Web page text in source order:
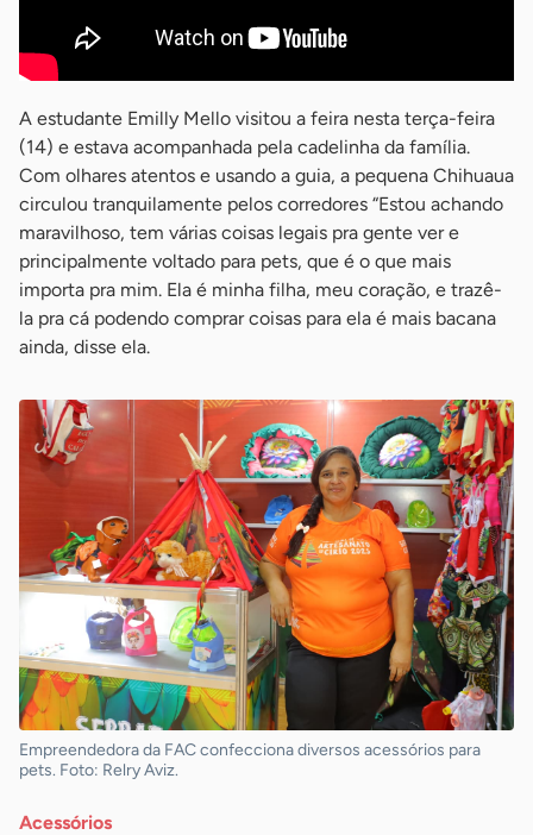
A estudante Emilly Mello visitou a feira nesta terça-feira
(14) e estava acompanhada pela cadelinha da família.
Com olhares atentos e usando a guia, a pequena Chihuaua
circulou tranquilamente pelos corredores “Estou achando
maravilhoso, tem várias coisas legais pra gente ver e
principalmente voltado para pets, que é o que mais
importa pra mim. Ela é minha filha, meu coração, e trazê-
la pra cá podendo comprar coisas para ela é mais bacana
ainda, disse ela.
Empreendedora da FAC confecciona diversos acessórios para
pets. Foto: Relry Aviz.
Acessórios